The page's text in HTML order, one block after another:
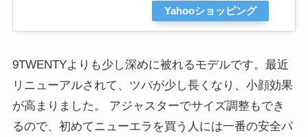
Yahooショッピング
9TWENTYよりも少し深めに被れるモデルです。最近
リニューアルされて、ツバが少し長くなり、小顔効果
が高まりました。 アジャスターでサイズ調整もでき
るので、初めてニューエラを買う人には一番の安全パ